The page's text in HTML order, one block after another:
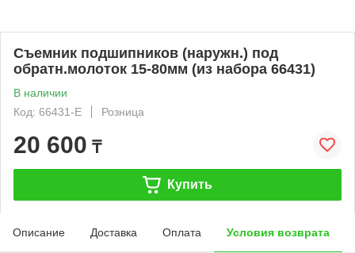
Съемник подшипников (наружн.) под
обратн.молоток 15-80мм (из набора 66431)
В наличии
Код: 66431-E
Розница
20 600 ₸
Купить
Описание Доставка Оплата Условия возврата